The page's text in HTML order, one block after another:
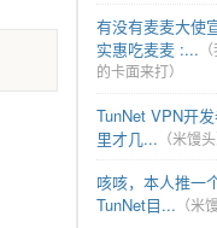
有没有麦麦大使
实惠吃麦麦 :...
的卡面来打）
TunNet VPN开
里才几... （米馒头
咳咳，本人推一
TunNet目... （米